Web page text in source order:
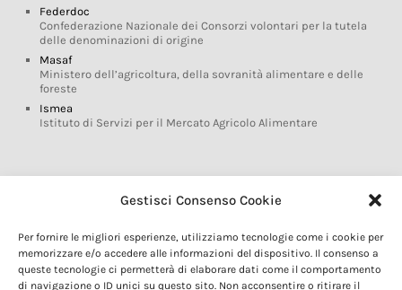
Gestisci Consenso Cookie
Per fornire le migliori esperienze, utilizziamo tecnologie come i cookie per
memorizzare e/o accedere alle informazioni del dispositivo. Il consenso a
queste tecnologie ci permetterà di elaborare dati come il comportamento
di navigazione o ID unici su questo sito. Non acconsentire o ritirare il
Federdoc
Confederazione Nazionale dei Consorzi volontari per la tutela
delle denominazioni di origine
Masaf
Ministero dell’agricoltura, della sovranità alimentare e delle
foreste
Ismea
Istituto di Servizi per il Mercato Agricolo Alimentare
Glossario DOP IGP
Marchi DOP IGP
Normativa prodotti DOP IGP
Consorzi di Tutela